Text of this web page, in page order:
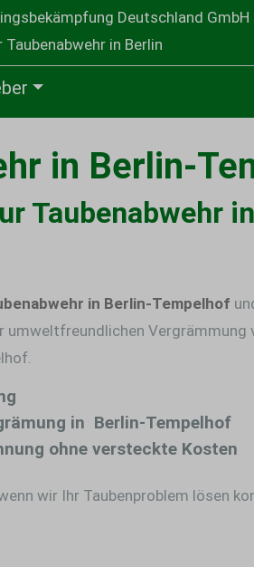
Deutschland GmbH
in Berlin
in Berlin-
Taubenabwehr
in Berlin-Tempelhof
umweltfreundlichen Vergrämmung
in Berlin-Tempelhof
ohne versteckte Kosten
wir Ihr Taubenproblem lösen